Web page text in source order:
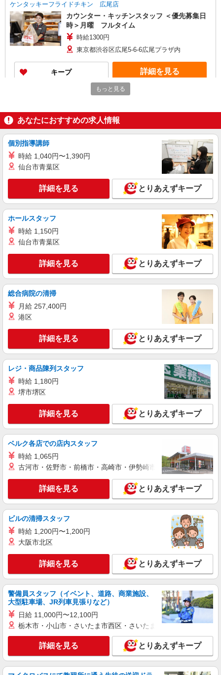
ケンタッキーフライドチキン 広尾店
カウンター・キッチンスタッフ ＜優先募集日
時＞月曜 フルタイム
時給1300円
東京都渋谷区広尾5-6-6広尾プラザ内
キープ 詳細を見る
カウンター・キッチンスタッフ ＜優先募集日
時＞平日（月〜金） 9:00〜14:00
東京都渋谷区笹塚1-55-16 クラウン街
キープ 詳細を見る
パート
ケンタッキーフライドチキン エリアスタッフ京王笹塚店
［1］吉祥寺南口店 東京都武蔵野市吉祥寺南
町1-4-1 ［2］永福町店 東京都杉並区和泉3-4-2 上
記2店舗を中心に、JR中央線・京王井の頭線沿線
の店舗（荻窪、高円寺、三鷹、笹塚、初台、阿佐
ヶ谷など）で勤務の可能性があります。 勤務地は
オファーごとに確認できるのでシフトの提出は不
詳細を見る
アルバイト パート
ケンタッキーフライドチキン エリアスタッフ幡ヶ谷南口店
［1］吉祥寺南口店 東京都武蔵野市吉祥寺南
町1-4-1 ［2］永福町店 東京都杉並区和泉3-4-2 上
の店舗（荻窪、高円寺、三鷹、笹塚、初台、阿佐
ヶ谷など）で勤務の可能性があります。 勤務地は
オファーごとに確認できるのでシフトの提出は不
キープ 詳細を見る
アルバイト パート
ケンタッキーフライドチキン エリアスタッフ初台店
KFC店舗サポートスタッフ
時給1,250円
町1-4-1 ［2］永福町店 東京都杉並区和泉3-4-2 上
記2店舗を中心に、JR中央線・京王井の頭線沿線
の店舗（荻窪、高円寺、三鷹、笹塚、初台、阿佐
ヶ谷など）で勤務の可能性があります。 勤務地は
オファーごとに確認できるのでシフトの提出は不
要です。
キープ 詳細を見る
パート
コンパスグループ・ジャパン株式会社 39672_p
(試用期間2ヶ月) 残業が発生した場合、残業代を1
トラストガーデン南平台 （東京都渋谷区南平
台町９－６）
キープ 詳細を見る
アルバイト パート
コンパスグループ・ジャパン株式会社 21051_p
調理員【アルバイト・パート】
(試用期間2ヶ月) 残業が発生した場合、残業代を1
分単位で別途支給します。
全国設計事務所健康保険組合 （東京都渋谷区
千駄ヶ谷2-37-9）
もっと見る
あなたにおすすめの求人情報
個別指導講師
時給 1,040円〜1,390円
仙台市青葉区
詳細を見る とりあえずキープ
ホールスタッフ
時給 1,150円
仙台市青葉区
詳細を見る とりあえずキープ
総合病院の清掃
月給 257,400円
港区
詳細を見る とりあえずキープ
レジ・商品陳列スタッフ
時給 1,180円
堺市堺区
詳細を見る とりあえずキープ
ベルク各店での店内スタッフ
時給 1,065円
古河市・佐野市・前橋市・高崎市・伊勢崎市・太田市・館林市
詳細を見る とりあえずキープ
ビルの清掃スタッフ
時給 1,200円〜1,200円
大阪市北区
詳細を見る とりあえずキープ
警備員スタッフ（イベント、道路、商業施設、
大型駐車場、JR列車見張りなど）
日給 11,000円〜12,100円
栃木市・小山市・さいたま市西区・さいたま市岩槻区・久喜市・
詳細を見る とりあえずキープ